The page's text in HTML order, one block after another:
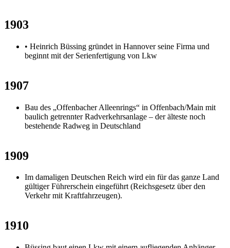
1903
• Heinrich Büssing gründet in Hannover seine Firma und
beginnt mit der Serienfertigung von Lkw
1907
Bau des „Offenbacher Alleenrings“ in Offenbach/Main mit
baulich getrennter Radverkehrsanlage – der älteste noch
bestehende Radweg in Deutschland
1909
Im damaligen Deutschen Reich wird ein für das ganze Land
gültiger Führerschein eingeführt (Reichsgesetz über den
Verkehr mit Kraftfahrzeugen).
1910